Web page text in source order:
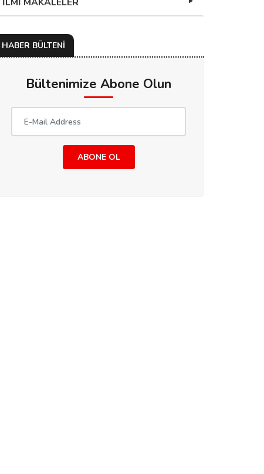
HABER BÜLTENİ
Bültenimize Abone Olun
ABONE OL